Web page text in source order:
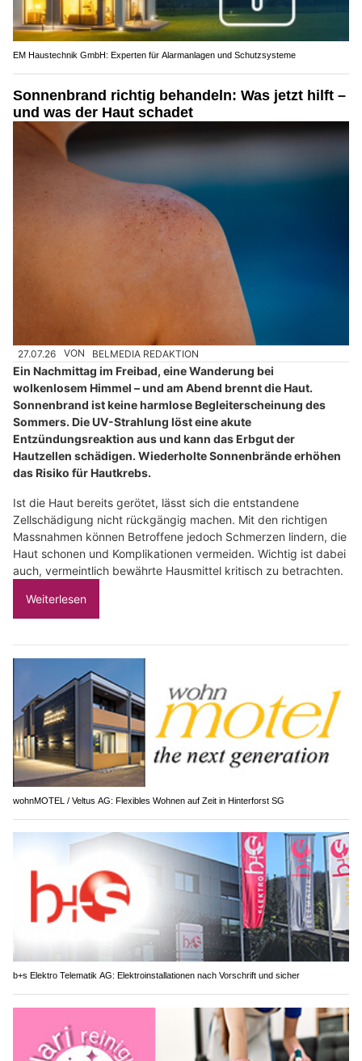
EM Haustechnik GmbH: Experten für Alarmanlagen und Schutzsysteme
Sonnenbrand richtig behandeln: Was jetzt hilft –
und was der Haut schadet
27.07.26 VON BELMEDIA REDAKTION
Ein Nachmittag im Freibad, eine Wanderung bei
wolkenlosem Himmel – und am Abend brennt die Haut.
Sonnenbrand ist keine harmlose Begleiterscheinung des
Sommers. Die UV-Strahlung löst eine akute
Entzündungsreaktion aus und kann das Erbgut der
Hautzellen schädigen. Wiederholte Sonnenbrände erhöhen
das Risiko für Hautkrebs.
Ist die Haut bereits gerötet, lässt sich die entstandene
Zellschädigung nicht rückgängig machen. Mit den richtigen
Massnahmen können Betroffene jedoch Schmerzen lindern, die
Haut schonen und Komplikationen vermeiden. Wichtig ist dabei
auch, vermeintlich bewährte Hausmittel kritisch zu betrachten.
Weiterlesen
wohnMOTEL / Veltus AG: Flexibles Wohnen auf Zeit in Hinterforst SG
b+s Elektro Telematik AG: Elektroinstallationen nach Vorschrift und sicher